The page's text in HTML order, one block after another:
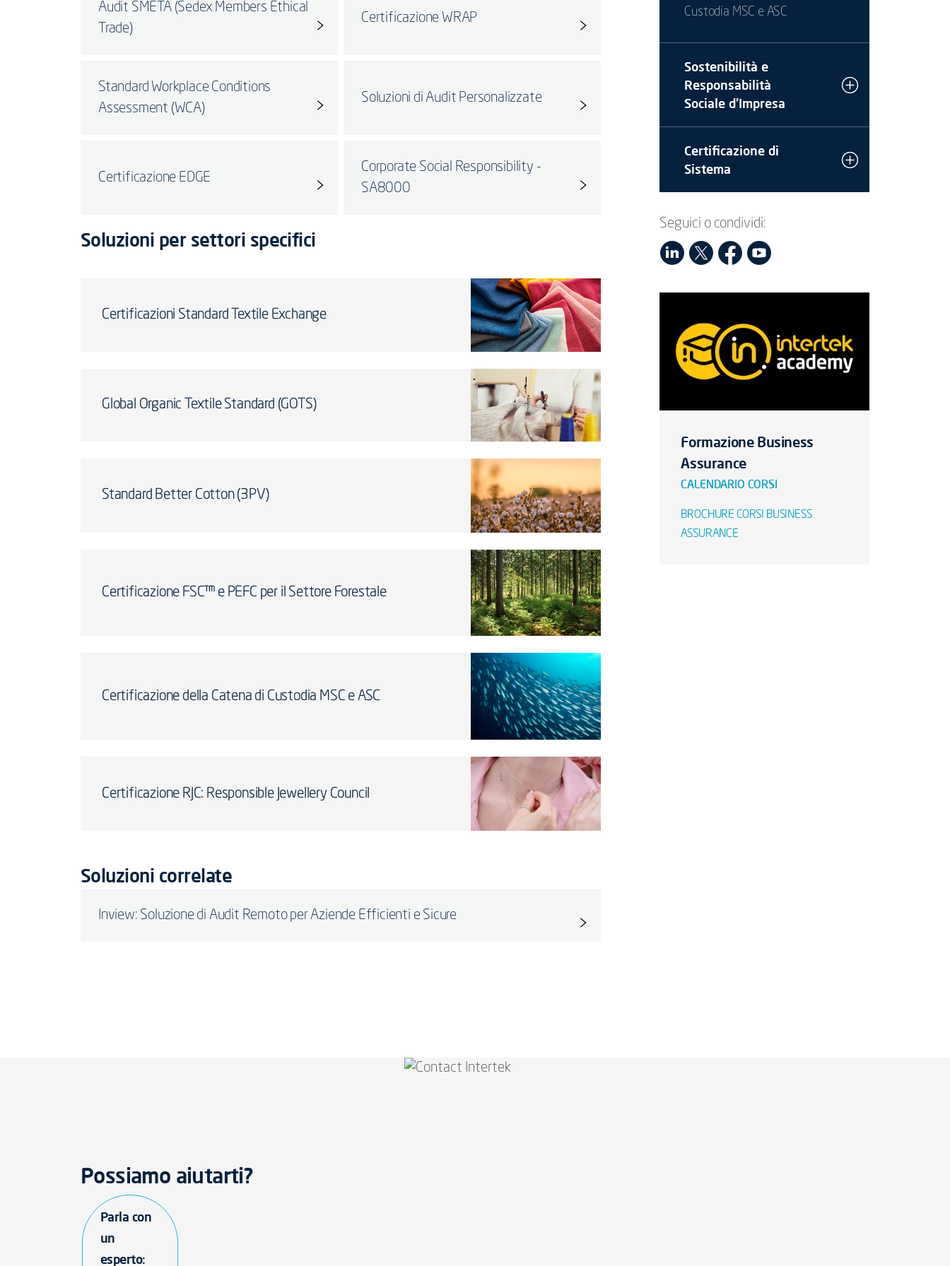
Audit SMETA (Sedex Members Ethical
Trade)
Certificazione WRAP
Standard Workplace Conditions
Assessment (WCA)
Soluzioni di Audit Personalizzate
Certificazione EDGE
Corporate Social Responsibility -
SA8000
Soluzioni per settori specifici
Certificazioni Standard Textile Exchange
Global Organic Textile Standard (GOTS)
Standard Better Cotton (3PV)
Certificazione FSC™ e PEFC per il Settore Forestale
Certificazione della Catena di Custodia MSC e ASC
Certificazione RJC: Responsible Jewellery Council
Soluzioni correlate
Inview: Soluzione di Audit Remoto per Aziende Efficienti e Sicure
Custodia MSC e ASC
Sostenibilità e
Responsabilità
Sociale d'Impresa
Certificazione di
Sistema
Seguici o condividi:
Formazione Business
Assurance
CALENDARIO CORSI
BROCHURE CORSI BUSINESS
ASSURANCE
Possiamo aiutarti?
Parla con
un
esperto: